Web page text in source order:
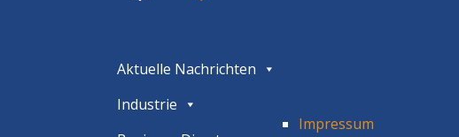
Aktuelle Nachrichten
Industrie
Impressum